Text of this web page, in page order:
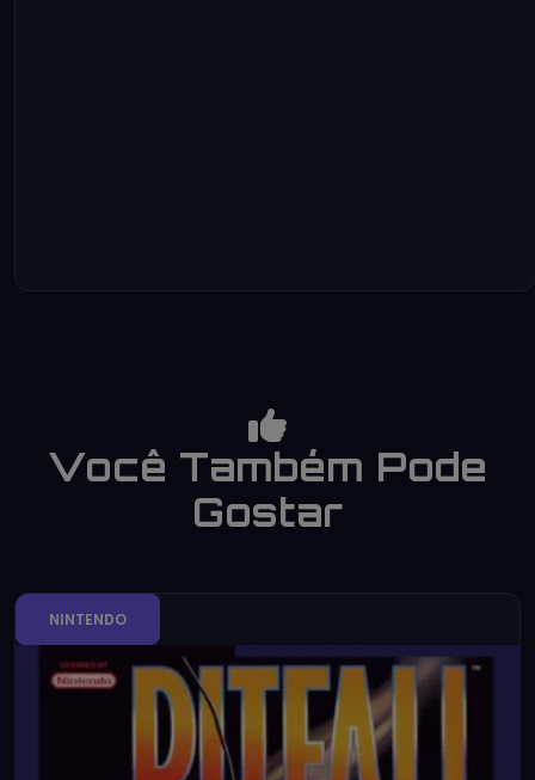
Você Também Pode
Gostar
NINTENDO